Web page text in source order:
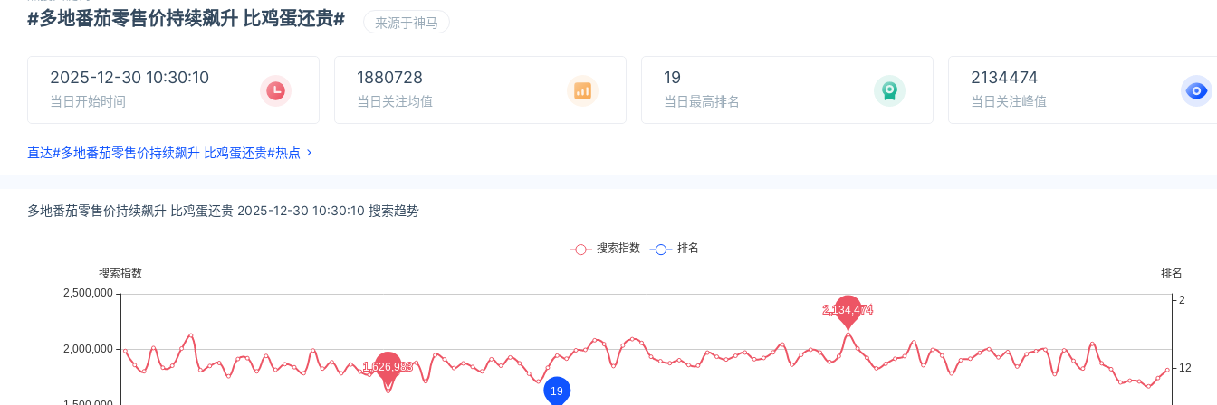
#多地番茄零售价持续飙升 比鸡蛋还贵# 来源于神马
2025-12-30 10:30:10
当日开始时间
1880728
当日关注均值
19
当日最高排名
2134474
当日关注峰值
直达#多地番茄零售价持续飙升 比鸡蛋还贵#热点
多地番茄零售价持续飙升 比鸡蛋还贵 2025-12-30 10:30:10 搜索趋势